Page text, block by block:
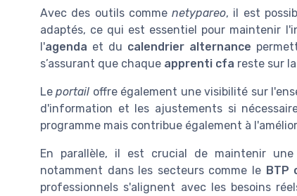
Avec des outils commenetypareo, il est
adaptés, ce qui est essentiel pour maintenir
l'agenda et du calendrier alternance
s’assurant que chaque apprenti cfa reste sur
Leportail offre également une visibilité sur
d'information et les ajustements si
programme mais contribue également à
En parallèle, il est crucial de maintenir une
notamment dans les secteurs comme le BTP
professionnels s'alignent avec les besoins